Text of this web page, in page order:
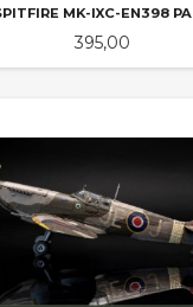
MK-IXC-EN398
Pris
395,00